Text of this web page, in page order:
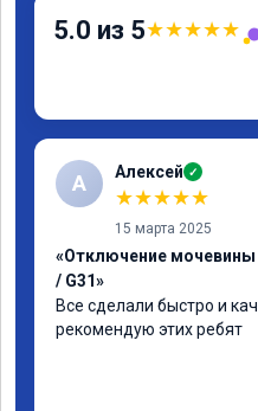
5.0 из 5★★★★★
А Алексей ✓
★★★★★
15 марта 2025
«Отключение мочевины
/ G31»
Все сделали быстро и
рекомендую этих ребят